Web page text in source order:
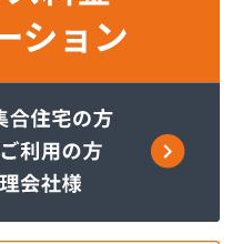
業所
式会社
岡店